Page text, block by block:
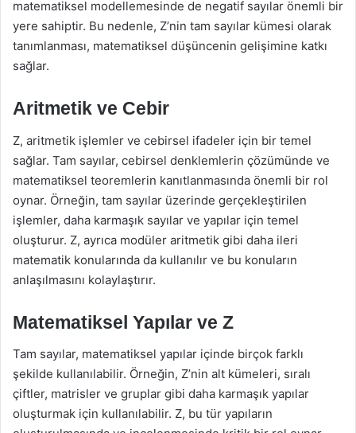
matematiksel modellemesinde de negatif sayılar önemli bir
yere sahiptir. Bu nedenle, Z’nin tam sayılar kümesi olarak
tanımlanması, matematiksel düşüncenin gelişimine katkı
sağlar.
Aritmetik ve Cebir
Z, aritmetik işlemler ve cebirsel ifadeler için bir temel
sağlar. Tam sayılar, cebirsel denklemlerin çözümünde ve
matematiksel teoremlerin kanıtlanmasında önemli bir rol
oynar. Örneğin, tam sayılar üzerinde gerçekleştirilen
işlemler, daha karmaşık sayılar ve yapılar için temel
oluşturur. Z, ayrıca modüler aritmetik gibi daha ileri
matematik konularında da kullanılır ve bu konuların
anlaşılmasını kolaylaştırır.
Matematiksel Yapılar ve Z
Tam sayılar, matematiksel yapılar içinde birçok farklı
şekilde kullanılabilir. Örneğin, Z’nin alt kümeleri, sıralı
çiftler, matrisler ve gruplar gibi daha karmaşık yapılar
oluşturmak için kullanılabilir. Z, bu tür yapıların